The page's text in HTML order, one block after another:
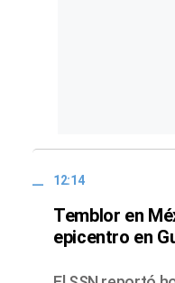
12:14
Temblor en
epicentro en